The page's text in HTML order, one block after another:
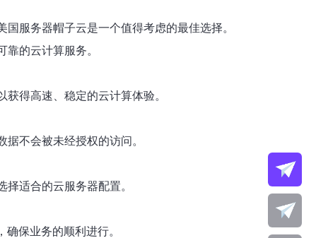
服务器帽子云是一个值得考虑的最佳选择。
的云计算服务。
得高速、稳定的云计算体验。
不会被未经授权的访问。
适合的云服务器配置。
保业务的顺利进行。